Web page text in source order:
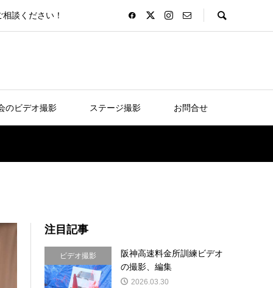
談ください！
のビデオ撮影 ステージ撮影 お問合せ
注目記事
ビデオ撮影
阪神高速料金所訓練ビデオ
の撮影、編集
2026.03.30